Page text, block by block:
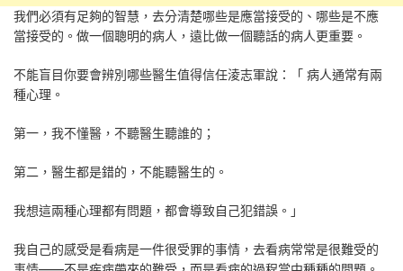
我們必須有足夠的智慧，去分清楚哪些是應當接受的、哪些是不應
當接受的。做一個聰明的病人，遠比做一個聽話的病人更重要。
不能盲目你要會辨別哪些醫生值得信任淩志軍說：「 病人通常有兩
種心理。
第一，我不懂醫，不聽醫生聽誰的；
第二，醫生都是錯的，不能聽醫生的。
我想這兩種心理都有問題，都會導致自己犯錯誤。」
我自己的感受是看病是一件很受罪的事情，去看病常常是很難受的